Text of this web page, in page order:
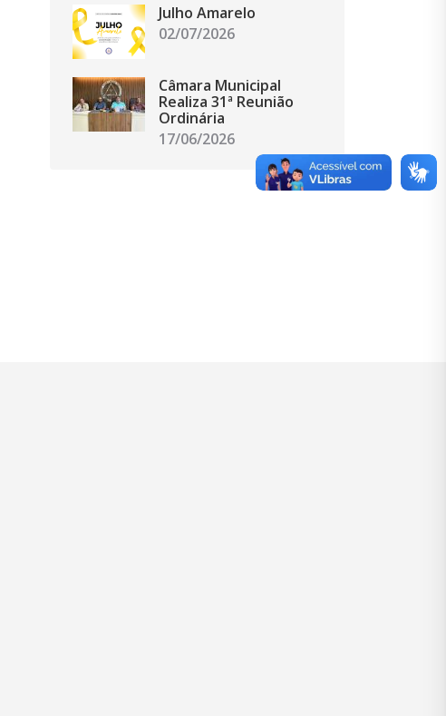
Julho Amarelo
02/07/2026
Câmara Municipal
Realiza 31ª Reunião
Ordinária
17/06/2026